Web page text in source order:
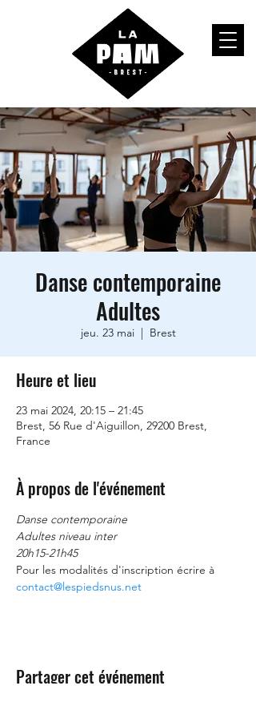
Danse contemporaine
Adultes
jeu. 23 mai
  |
Brest
Heure et lieu
23 mai 2024, 20:15 – 21:45
Brest, 56 Rue d'Aiguillon, 29200 Brest,
France
À propos de l'événement
Danse contemporaine
Adultes niveau inter
20h15-21h45
Pour les modalités d'inscription écrire à
contact@lespiedsnus.net
Partager cet événement